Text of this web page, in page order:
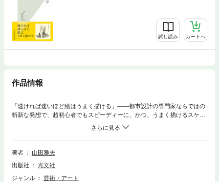
試し読み カートへ
作品情報
「速ければ速いほど絵はうまく描ける」――都市設計の専門家ならではの
斬新な発想で、超初心者でもスピーディーに、かつ、うまく描けるスケッ
著者
山田雅夫
出版社
光文社
ジャンル
芸術・アート